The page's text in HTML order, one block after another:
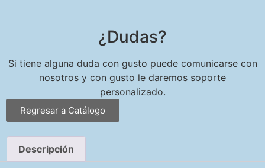
¿Dudas?
Si tiene alguna duda con gusto puede comunicarse con
nosotros y con gusto le daremos soporte
personalizado.
Regresar a Catálogo
Descripción